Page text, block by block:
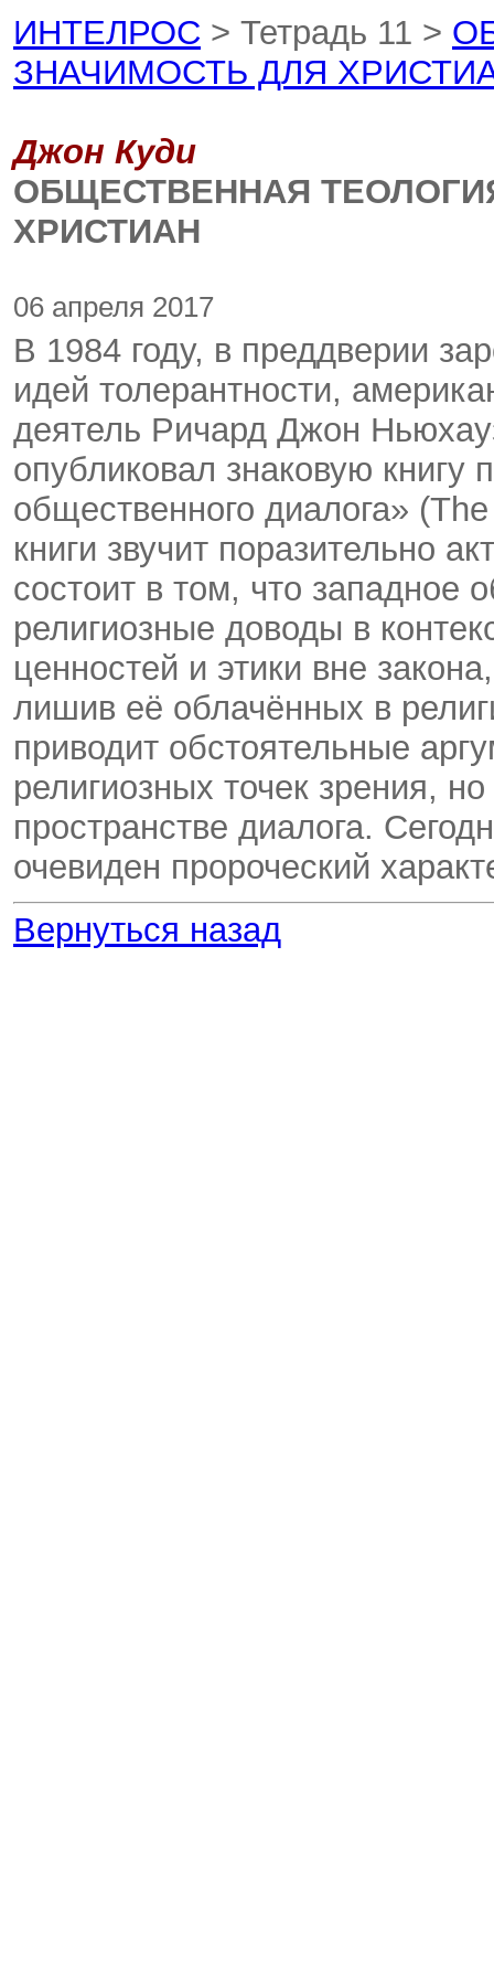
ИНТЕЛРОС > Тетрадь 11 >
ЗНАЧИМОСТЬ ДЛЯ
Джон Куди
ОБЩЕСТВЕННАЯ
ХРИСТИАН
06 апреля 2017
В 1984 году, в преддверии
идей толерантности,
деятель Ричард Джон
опубликовал знаковую книгу
общественного диалога»
книги звучит поразительно
состоит в том, что западное
религиозные доводы в
ценностей и этики вне
лишив её облачённых в
приводит обстоятельные
религиозных точек зрения,
пространстве диалога.
очевиден пророческий
Вернуться назад